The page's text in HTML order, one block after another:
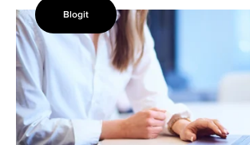
Talousjohtamisen
merkitys
kasvaa
epävarmoina
aikoina
Blogit